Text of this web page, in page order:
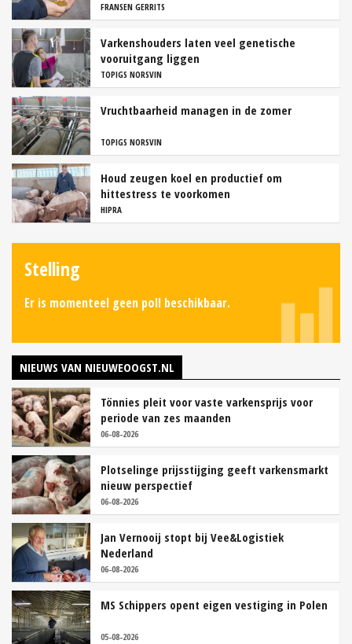
FRANSEN GERRITS
Varkenshouders laten veel genetische
vooruitgang liggen
TOPIGS NORSVIN
Vruchtbaarheid managen in de zomer
TOPIGS NORSVIN
Houd zeugen koel en productief om
hittestress te voorkomen
HIPRA
Stelling
Er is momenteel geen poll beschikbaar.
NIEUWS VAN NIEUWEOOGST.NL
Tönnies pleit voor vaste varkensprijs voor
periode van zes maanden
06-08-2026
Plotselinge prijsstijging geeft varkensmarkt
nieuw perspectief
06-08-2026
Jan Vernooij stopt bij Vee&Logistiek
Nederland
06-08-2026
MS Schippers opent eigen vestiging in Polen
05-08-2026